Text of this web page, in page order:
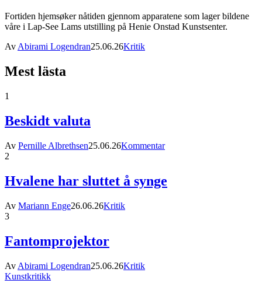
Fortiden hjemsøker nåtiden gjennom apparatene som lager bildene
våre i Lap-See Lams utstilling på Henie Onstad Kunstsenter.
AvAbirami Logendran25.06.26Kritik
Mest lästa
1
Beskidt valuta
Av Pernille Albrethsen25.06.26Kommentar
2
Hvalene har sluttet å synge
Av Mariann Enge26.06.26Kritik
3
Fantomprojektor
Av Abirami Logendran25.06.26Kritik
Kunstkritikk